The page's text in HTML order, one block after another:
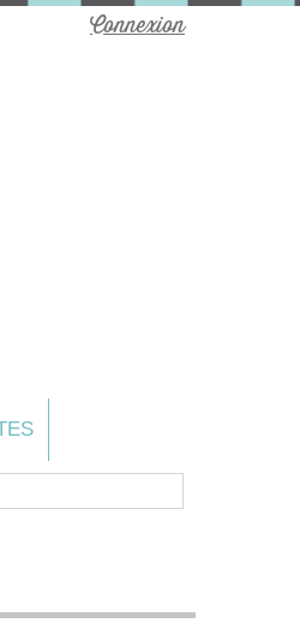
Connexion